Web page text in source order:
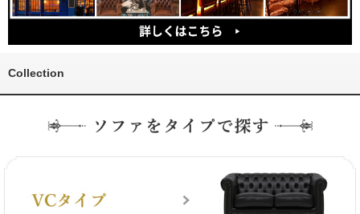
Collection